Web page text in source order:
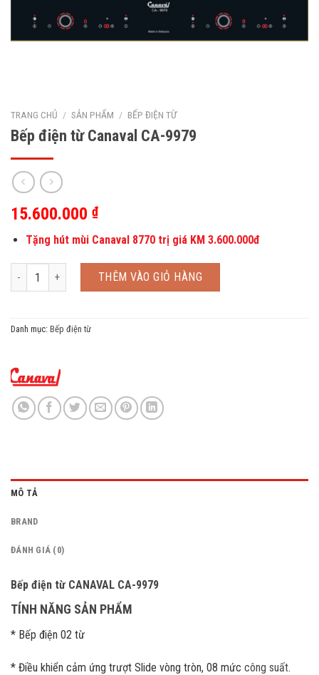
TRANG CHỦ / SẢN PHẨM / BẾP ĐIỆN TỪ
Bếp điện từ Canaval CA-9979
15.600.000 ₫
Tặng hút mùi Canaval 8770 trị giá KM 3.600.000đ
Bếp điện từ Canaval CA-9979 số lượng
THÊM VÀO GIỎ HÀNG
Danh mục: Bếp điện từ
MÔ TẢ
BRAND
ĐÁNH GIÁ (0)
Bếp điện từ CANAVAL CA-9979
TÍNH NĂNG SẢN PHẨM
* Bếp điện 02 từ
* Điều khiển cảm ứng trượt Slide vòng tròn, 08 mức công suất.